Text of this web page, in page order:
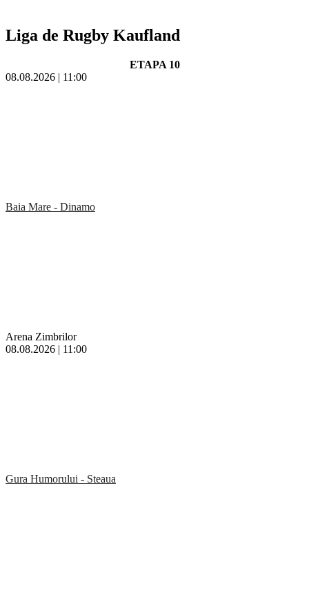
Liga de Rugby Kaufland
ETAPA 10
08.08.2026 | 11:00
Baia Mare - Dinamo
Arena Zimbrilor
08.08.2026 | 11:00
Gura Humorului - Steaua